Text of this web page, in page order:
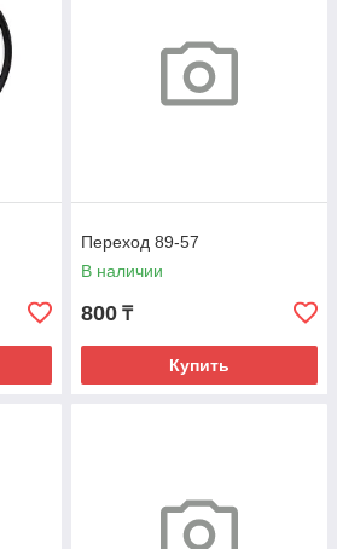
Переход 89-57
В наличии
800 ₸
Купить